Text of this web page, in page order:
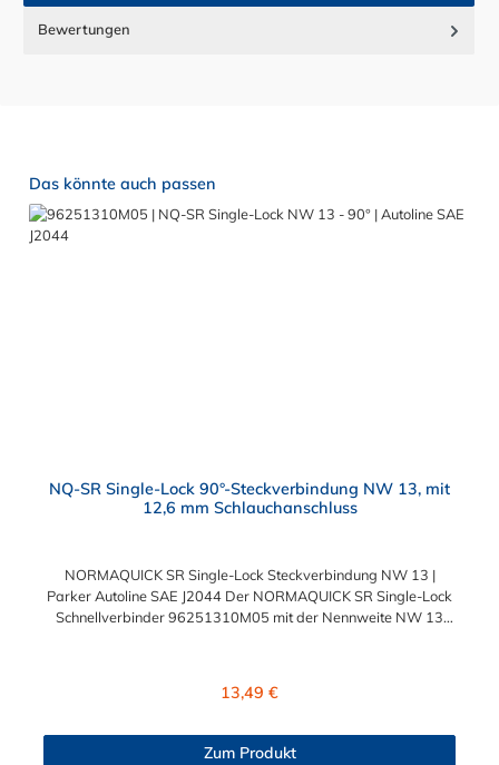
Bewertungen
Produktgalerie überspringen
Das könnte auch passen
NQ-SR Single-Lock 90°-Steckverbindung NW 13, mit
12,6 mm Schlauchanschluss
NORMAQUICK SR Single-Lock Steckverbindung NW 13 |
Parker Autoline SAE J2044 Der NORMAQUICK SR Single-Lock
Schnellverbinder 96251310M05 mit der Nennweite NW 13
13,0 mm verbunden werden. Im Inneren des Steckverbinder
verschiedenen Materialien: FKM FVMQ Die Serie
Regulärer Preis:
13,49 €
Zum Produkt